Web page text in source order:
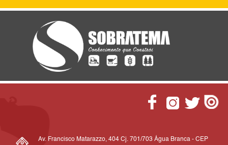
Av. Francisco Matarazzo, 404 Cj. 701/703 Água Branca - CEP